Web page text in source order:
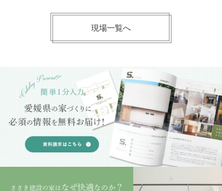
現場一覧へ